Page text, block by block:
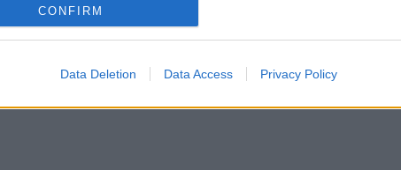
CONFIRM
Data Deletion Data Access Privacy Policy
των
του ΣτΕ και